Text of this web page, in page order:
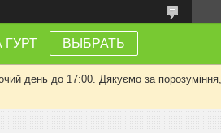
ГУРТ ВЫБРАТЬ
день до 17:00. Дякуємо за